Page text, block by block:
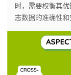
人
页
我
开
时，需要权衡其
志数据的准确性和